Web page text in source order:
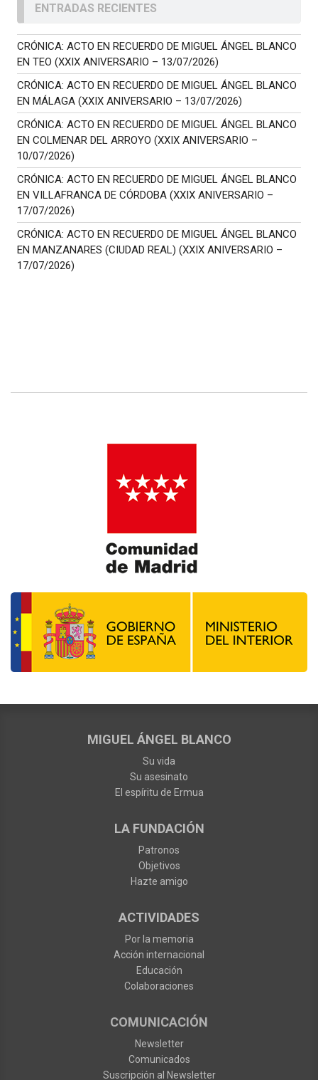
ENTRADAS RECIENTES
CRÓNICA: ACTO EN RECUERDO DE MIGUEL ÁNGEL BLANCO
EN TEO (XXIX ANIVERSARIO – 13/07/2026)
CRÓNICA: ACTO EN RECUERDO DE MIGUEL ÁNGEL BLANCO
EN MÁLAGA (XXIX ANIVERSARIO – 13/07/2026)
CRÓNICA: ACTO EN RECUERDO DE MIGUEL ÁNGEL BLANCO
EN COLMENAR DEL ARROYO (XXIX ANIVERSARIO –
10/07/2026)
CRÓNICA: ACTO EN RECUERDO DE MIGUEL ÁNGEL BLANCO
EN VILLAFRANCA DE CÓRDOBA (XXIX ANIVERSARIO –
17/07/2026)
CRÓNICA: ACTO EN RECUERDO DE MIGUEL ÁNGEL BLANCO
EN MANZANARES (CIUDAD REAL) (XXIX ANIVERSARIO –
17/07/2026)
MIGUEL ÁNGEL BLANCO
Su vida
Su asesinato
El espíritu de Ermua
LA FUNDACIÓN
Patronos
Objetivos
Hazte amigo
ACTIVIDADES
Por la memoria
Acción internacional
Educación
Colaboraciones
COMUNICACIÓN
Newsletter
Comunicados
Suscripción al Newsletter